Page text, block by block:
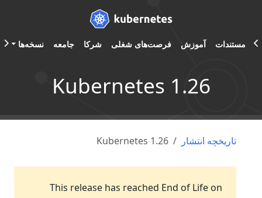
مستندات آموزش فرصت‌های شغلی شرکا جامعه نسخه‌ها
Kubernetes 1.26
تاریخچه انتشار Kubernetes 1.26
This release has reached End of Life on